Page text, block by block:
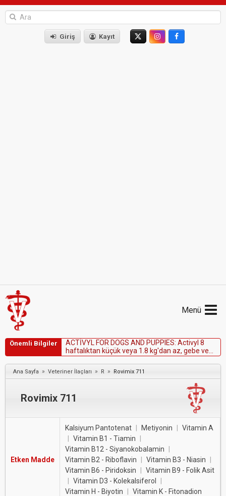
Giriş Kayıt
Menü
Önemli Bilgiler ACTİVYL FOR DOGS AN D PUPP ES: Activy 8
hafta ıktan küçükveya 1 8 kg'dan az, gebe ve
laktasyondakiköpeklerdekullanılmaz.
Ana Sayfa » Veteriner İlaçları » R » Rovimix 711
Rovimix 711
Etken Madde
Kalsiyum Pantotenat Metiyonin
Vitamin A
Vitamin B1 - Tiamin
Vitamin B12 - Siyanokobalamin
Vitamin B2 - Riboflavin
Vitamin B3 - Niasin
Vitamin B6 - Piridoksin
Vitamin B9 - Folik Asit
Vitamin D3 - Kolekalsiferol
Vitamin H - Biyotin
Vitamin K - Fitonadion